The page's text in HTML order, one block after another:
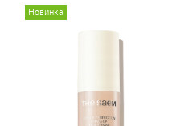
Новинка